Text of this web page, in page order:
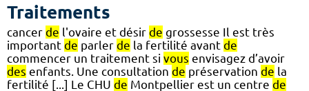
Traitements
cancer de l'ovaire et désir de grossesse Il est très
important de parler de la fertilité avant de
commencer un traitement si vous envisagez d’avoir
des enfants. Une consultation de préservation de la
fertilité [...] Le CHU de Montpellier est un centre de